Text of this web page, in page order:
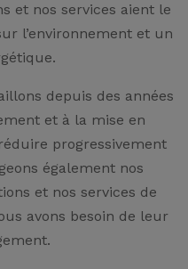
et nos services aient le
l’environnement et un
depuis des années
et à la mise en
progressivement
également nos
et nos services de
avons besoin de leur